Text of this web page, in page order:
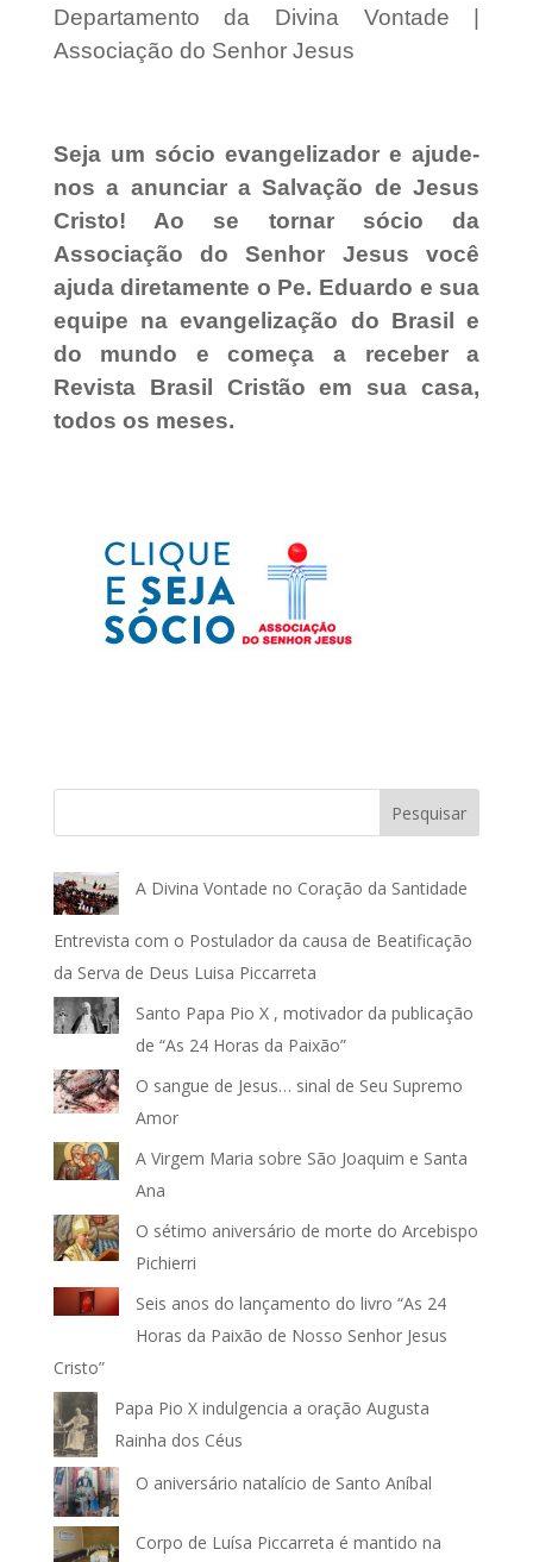
Departamento da Divina Vontade |
Associação do Senhor Jesus
Seja um sócio evangelizador e ajude-
nos a anunciar a Salvação de Jesus
Cristo! Ao se tornar sócio da
Associação do Senhor Jesus você
ajuda diretamente o Pe. Eduardo e sua
equipe na evangelização do Brasil e
do mundo e começa a receber a
Revista Brasil Cristão em sua casa,
todos os meses.
Pesquisar
A Divina Vontade no Coração da Santidade
Entrevista com o Postulador da causa de Beatificação
da Serva de Deus Luisa Piccarreta
Santo Papa Pio X , motivador da publicação
de “As 24 Horas da Paixão”
O sangue de Jesus… sinal de Seu Supremo
Amor
A Virgem Maria sobre São Joaquim e Santa
Ana
O sétimo aniversário de morte do Arcebispo
Pichierri
Seis anos do lançamento do livro “As 24
Horas da Paixão de Nosso Senhor Jesus
Cristo”
Papa Pio X indulgencia a oração Augusta
Rainha dos Céus
O aniversário natalício de Santo Aníbal
Corpo de Luísa Piccarreta é mantido na